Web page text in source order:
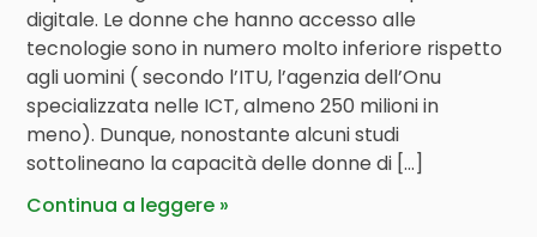
digitale. Le donne che hanno accesso alle
tecnologie sono in numero molto inferiore rispetto
agli uomini ( secondo l’ITU, l’agenzia dell’Onu
specializzata nelle ICT, almeno 250 milioni in
meno). Dunque, nonostante alcuni studi
sottolineano la capacità delle donne di […]
Continua a leggere